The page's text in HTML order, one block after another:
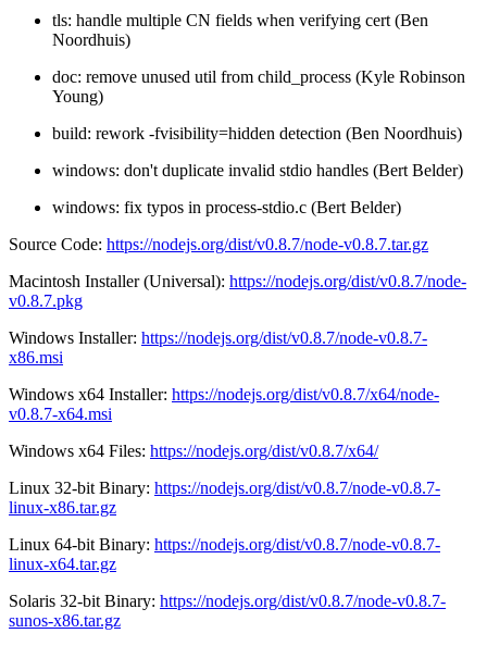
tls: handle multiple CN fields when verifying cert (Ben
Noordhuis)
doc: remove unused util from child_process (Kyle Robinson
Young)
build: rework -fvisibility=hidden detection (Ben Noordhuis)
windows: don't duplicate invalid stdio handles (Bert Belder)
windows: fix typos in process-stdio.c (Bert Belder)
Source Code: https://nodejs.org/dist/v0.8.7/node-v0.8.7.tar.gz
Macintosh Installer (Universal): https://nodejs.org/dist/v0.8.7/node-
v0.8.7.pkg
Windows Installer: https://nodejs.org/dist/v0.8.7/node-v0.8.7-
x86.msi
Windows x64 Installer: https://nodejs.org/dist/v0.8.7/x64/node-
v0.8.7-x64.msi
Windows x64 Files: https://nodejs.org/dist/v0.8.7/x64/
Linux 32-bit Binary: https://nodejs.org/dist/v0.8.7/node-v0.8.7-
linux-x86.tar.gz
Linux 64-bit Binary: https://nodejs.org/dist/v0.8.7/node-v0.8.7-
linux-x64.tar.gz
Solaris 32-bit Binary: https://nodejs.org/dist/v0.8.7/node-v0.8.7-
sunos-x86.tar.gz